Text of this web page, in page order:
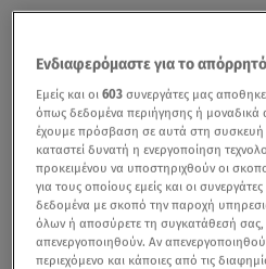
Ενδιαφερόμαστε για το
Εμείς και οι603 συνεργάτες μας
όπως δεδομένα περιήγησης ή μοναδικά
έχουμε πρόσβαση σε αυτά στη συσκευή
καταστεί δυνατή η ενεργοποίηση
προκειμένου να υποστηριχθούν οι
για τους οποίους εμείς και οι
δεδομένα με σκοπό την παροχή
όλων ή αποσύρετε τη συγκατάθεσή σας,
απενεργοποιηθούν. Αν
περιεχόμενο και κάποιες από τις